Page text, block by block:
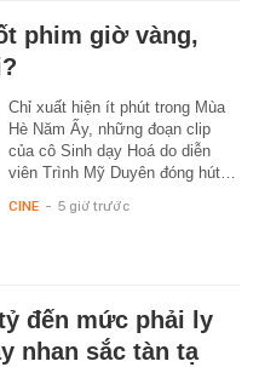
phim giờ vàng,
Chỉ xuất hiện ít phút trong Mùa
Hè Năm Ấy, những đoạn clip
của cô Sinh dạy Hoá do diễn
viên Trình Mỹ Duyên đóng hút…
CINE - 5 giờ trước
đến mức phải ly
nhan sắc tàn tạ